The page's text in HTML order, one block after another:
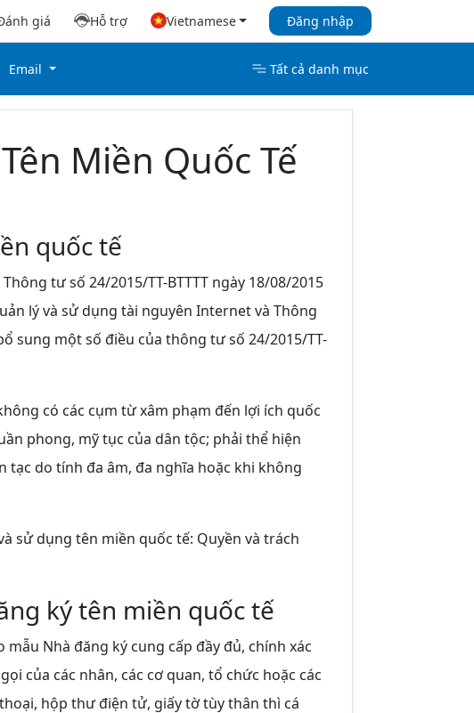
giá Hỗ trợ Vietnamese Đăng nhập
Email Tất cả danh mục
Miền Quốc Tế
quốc tế
tư số 24/2015/TT-BTTTT ngày 18/08/2015
lý và sử dụng tài nguyên Internet và Thông
sung một số điều của thông tư số 24/2015/TT-
có các cụm từ xâm phạm đến lợi ích quốc
phong, mỹ tục của dân tộc; phải thể hiện
do tính đa âm, đa nghĩa hoặc khi không
sử dụng tên miền quốc tế: Quyền và trách
ký tên miền quốc tế
mẫu Nhà đăng ký cung cấp đầy đủ, chính xác
của các nhân, các cơ quan, tổ chức hoặc các
hộp thư điện tử, giấy tờ tùy thân thì cá